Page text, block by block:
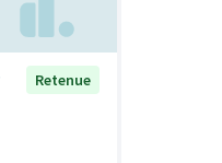
Retenue